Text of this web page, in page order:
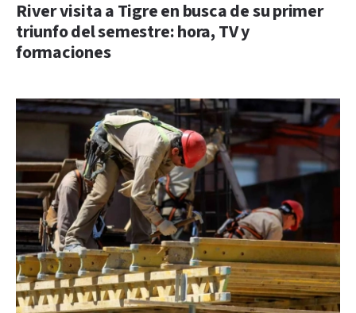
River visita a Tigre en busca de su primer
triunfo del semestre: hora, TV y
formaciones